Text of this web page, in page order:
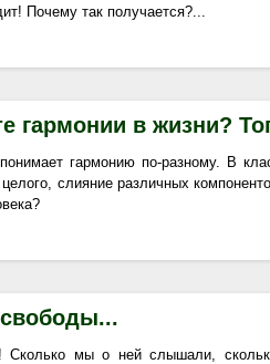
Почему так получается?...
гармонии в жизни?
гармонию по-разному. В
слияние различных
Сколько мы о ней слышали,